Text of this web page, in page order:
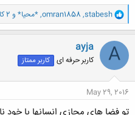
و
ا
ک
ن
ش
ه
ا
stabesh
,
omran1858
,*محیا* و 2 کاربر دیگر
A
ayja
کاربر حرفه ای کاربر ممتاز
May 29, 2016
تو فضا های مجازی انسانها با